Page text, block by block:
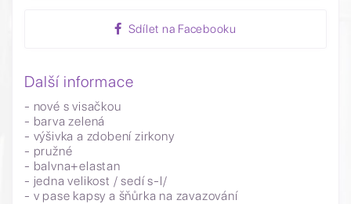
Sdílet na Facebooku
Další informace
- nové s visačkou
- barva zelená
- výšivka a zdobení zirkony
- pružné
- balvna+elastan
- jedna velikost / sedí s-l/
- v pase kapsy a šňůrka na zavazování